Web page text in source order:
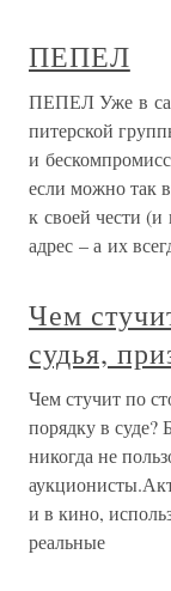
ПЕПЕЛ
ПЕПЕЛ Уже в
питерской
и
если можно так
к своей чести
адрес – а их
Чем
судья,
Чем стучит по
порядку в суде?
никогда не
и в кино,
реальные